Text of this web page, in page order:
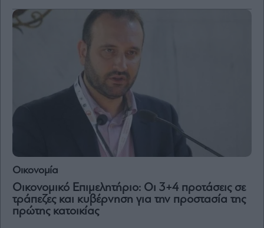
Οικονομία
Οικονομικό Επιμελητήριο: Οι 3+4 προτάσεις σε
τράπεζες και κυβέρνηση για την προστασία της
πρώτης κατοικίας